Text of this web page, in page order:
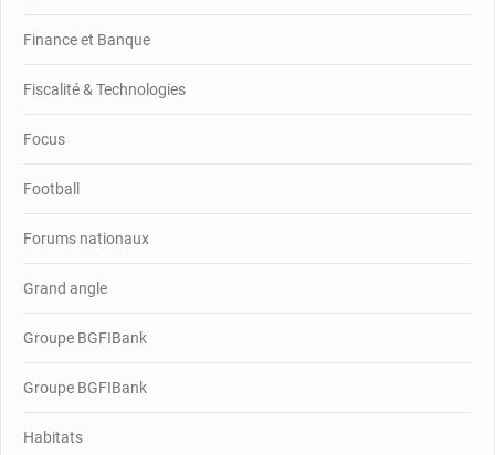
Finance et Banque
Fiscalité & Technologies
Focus
Football
Forums nationaux
Grand angle
Groupe BGFIBank
Groupe BGFIBank
Habitats